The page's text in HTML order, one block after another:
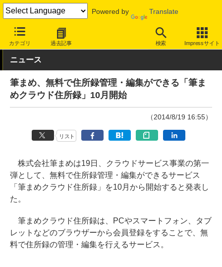
Powered by Translate
カテゴリ 過去記事 検索 Impressサイト
INTERNET Watch トピック
ニュース
筆まめ、無料で住所録管理・編集ができる「筆ま
めクラウド住所録」10月開始
（2014/8/19 16:55）
リスト
株式会社筆まめは19日、クラウドサービス事業の第一
弾として、無料で住所録管理・編集ができるサービス
「筆まめクラウド住所録」を10月から開始すると発表し
た。
筆まめクラウド住所録は、PCやスマートフォン、タブ
レットなどのブラウザーから会員登録をすることで、無
料で住所録の管理・編集を行えるサービス。